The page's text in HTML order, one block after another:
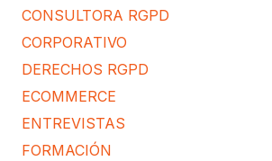
CONSULTORA RGPD
CORPORATIVO
DERECHOS RGPD
ECOMMERCE
ENTREVISTAS
FORMACIÓN